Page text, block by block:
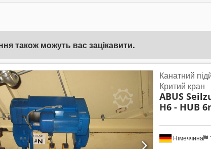
також можуть вас зацікавити.
Німеччина
Канатний
Критий кран
ABUS
H6 - HUB